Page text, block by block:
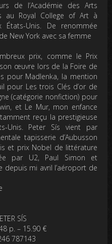
de l’Académie des Arts
au Royal College of Art à
États-Unis. De renommée
New York avec sa femme
prix, comme le Prix
œuvre lors de la Foire de
pour Madlenka, la mention
pour Les trois Clés d’or de
(catégorie nonfiction) pour
et Le Mur, mon enfance
reçu la prestigieuse
Unis. Peter Sís vient par
tapisserie d’Aubusson
et prix Nobel de littérature
par U2, Paul Simon et
depuis mi avril l’aéroport de
SÍS
p. – 15.90 €
787143